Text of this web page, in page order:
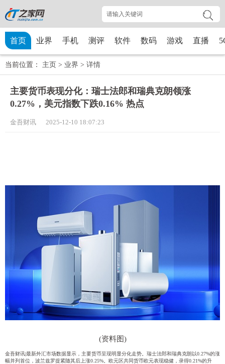
首页 业界 手机 测评 软件 数码 游戏 直播
当前位置： 主页 > 业界 > 详情
主要货币表现分化：瑞士法郎和瑞典克朗领涨
0.27%，美元指数下跌0.16% 热点
金吾财讯 2025-12-10 18:07:23
(资料图)
金吾财讯|最新外汇市场数据显示，主要货币呈现明显分化走势。瑞士法郎和瑞典克朗以0.27%的涨
幅并列首位，波兰兹罗提紧随其后上涨0.25%。欧元区共同货币欧元表现稳健，录得0.21%的升